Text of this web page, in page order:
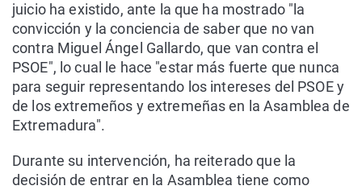
juicio ha existido, ante la que ha mostrado "la
convicción y la conciencia de saber que no van
contra Miguel Ángel Gallardo, que van contra el
PSOE", lo cual le hace "estar más fuerte que nunca
para seguir representando los intereses del PSOE y
de los extremeños y extremeñas en la Asamblea de
Extremadura".
Durante su intervención, ha reiterado que la
decisión de entrar en la Asamblea tiene como